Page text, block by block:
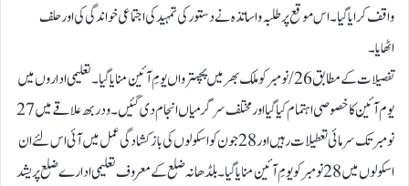
واقف کرایا گیا۔ اس موقع پر طلبہ و اساتذہ نے دستور کی تمہید کی اجتماعی خواندگی کی اور حلف
اٹھایا۔
تفصیلات کے مطابق 26/ نومبر کو ملک بھر میں پچہترواں یومِ آئین منایا گیا۔ تعلیمی اداروں میں
یوم آئین کا خصوصی اہتمام کیا گیا اور مختلف سرگرمیاں انجام دی گئیں۔ ودربھ علاقے میں 27
نومبرتک سرمائی تعطیلات رہیں اور 28 جون کو اسکولوں کی بازکشادگی عمل میں آئی اس لئے ان
اسکولوں میں 28 نومبر کو یومِ آئین منایا گیا۔ بلڈھانہ ضلع کے معروف تعلیمی ادارے ضلع پریشد